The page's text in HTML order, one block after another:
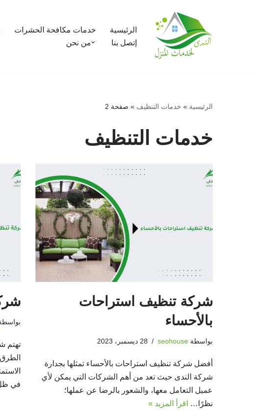
الرئيسية خدمات مكافحة الحشرات
إتصل بنا
من نحن
الرئيسية » خدمات التنظيف » صفحة 2
خدمات التنظيف
شركة تنظيف استراحات
بالأحساء
بواسطة seohouse 28 ديسمبر، 2023
أفضل شركة تنظيف استراحات بالأحساء تمثلها بجدارة
شركة الندى حيث تعد من أهم الشركات التي يمكن لأي
عميل التعامل معها، والشعور بالرضا عن عملها؛
نظرًا…
اقرأ المزيد »
تهتم
في